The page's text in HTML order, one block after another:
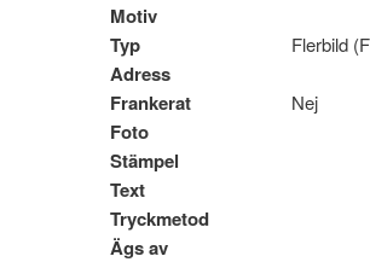
Motiv
Typ
Flerbild
Adress
Frankerat
Nej
Foto
Stämpel
Text
Tryckmetod
Ägs av